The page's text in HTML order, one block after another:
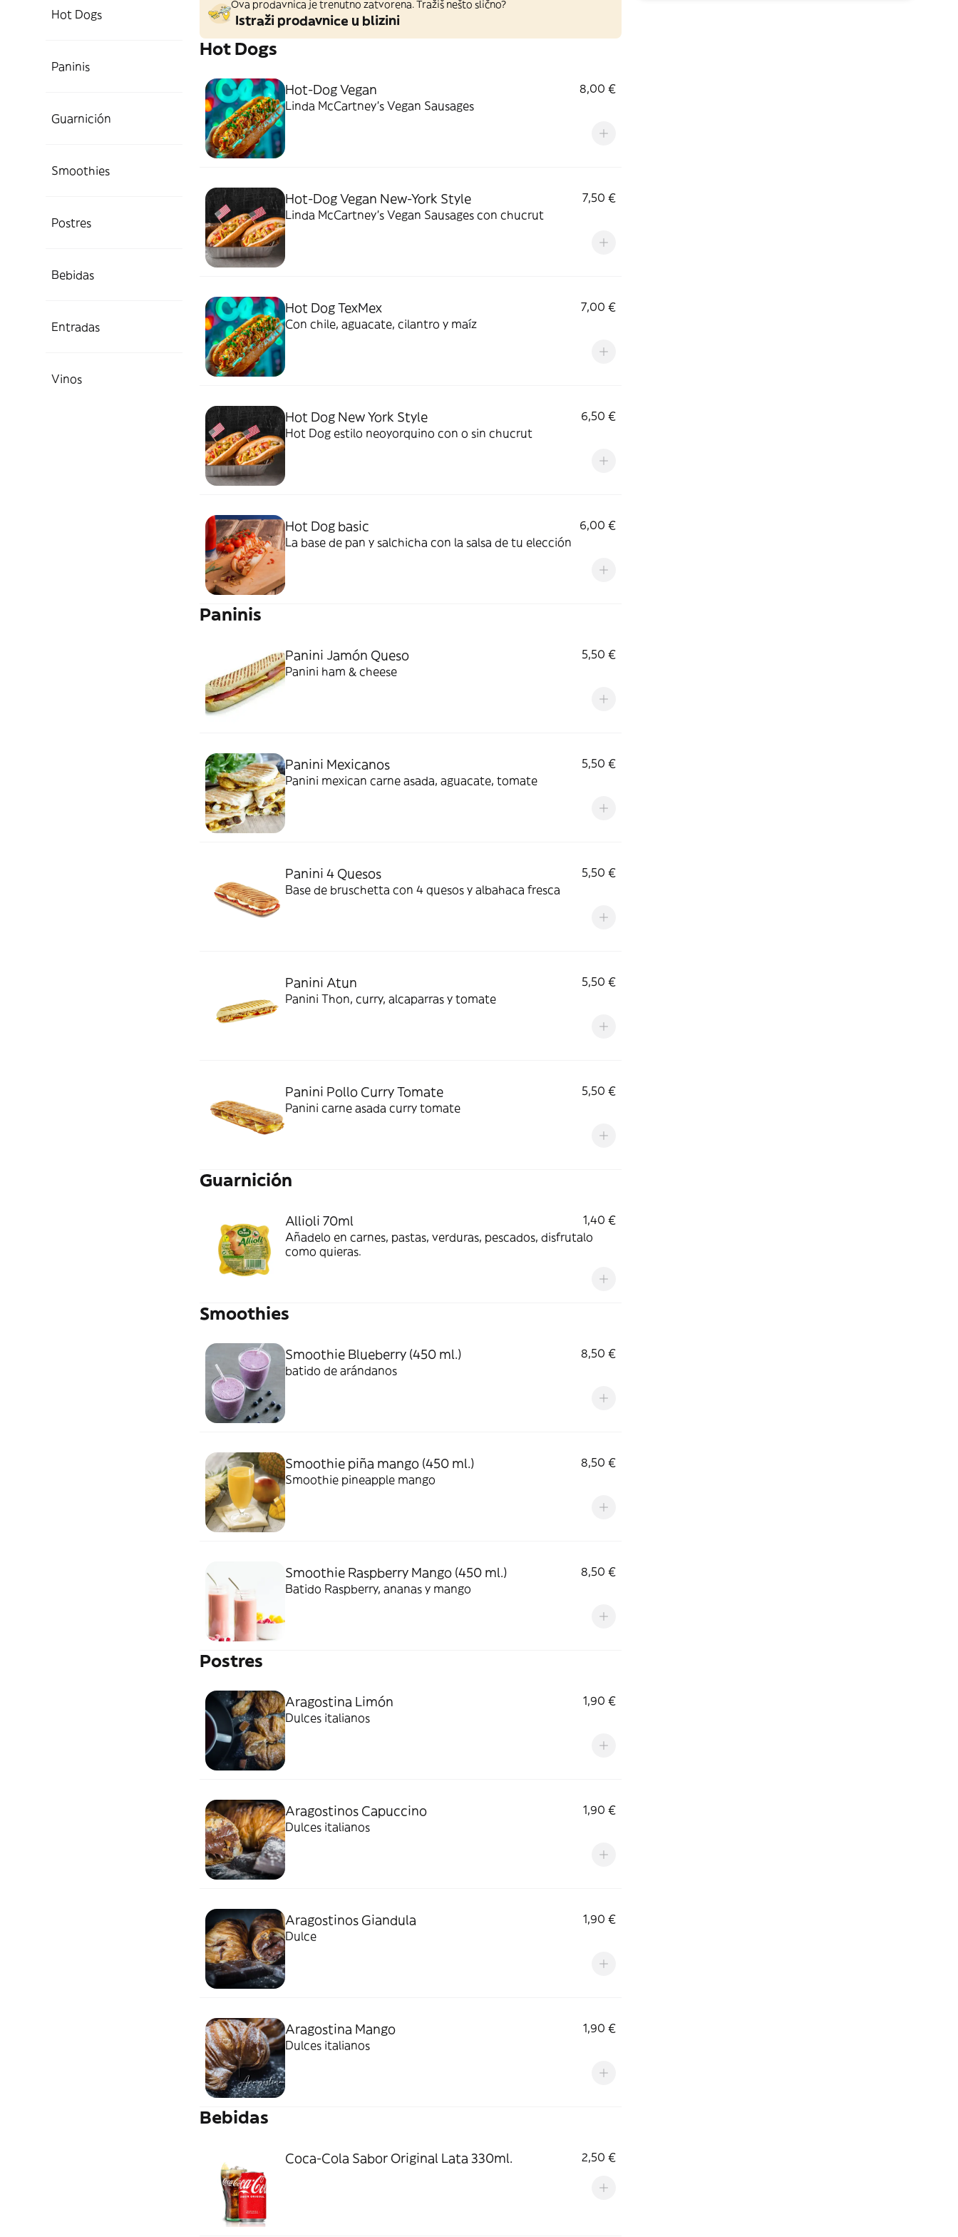
Hot Dogs
Paninis
Guarnición
Smoothies
Postres
Bebidas
Entradas
Vinos
Ova prodavnica je trenutno zatvorena. Tražiš nešto slično?
Istraži prodavnice u blizini
Hot Dogs
Hot-Dog Vegan
8,00 €
Linda McCartney's Vegan Sausages
Hot-Dog Vegan New-York Style
7,50 €
Linda McCartney's Vegan Sausages con chucrut
Hot Dog TexMex
7,00 €
Con chile, aguacate, cilantro y maíz
Hot Dog New York Style
6,50 €
Hot Dog estilo neoyorquino con o sin chucrut
Hot Dog basic
6,00 €
La base de pan y salchicha con la salsa de tu elección
Paninis
Panini Jamón Queso
5,50 €
Panini ham & cheese
Panini Mexicanos
5,50 €
Panini mexican carne asada, aguacate, tomate
Panini 4 Quesos
5,50 €
Base de bruschetta con 4 quesos y albahaca fresca
Panini Atun
5,50 €
Panini Thon, curry, alcaparras y tomate
Panini Pollo Curry Tomate
5,50 €
Panini carne asada curry tomate
Guarnición
Allioli 70ml
1,40 €
Añadelo en carnes, pastas, verduras, pescados, disfrutalo
como quieras.
Smoothies
Smoothie Blueberry (450 ml.)
8,50 €
batido de arándanos
Smoothie piña mango (450 ml.)
8,50 €
Smoothie pineapple mango
Smoothie Raspberry Mango (450 ml.)
8,50 €
Batido Raspberry, ananas y mango
Postres
Aragostina Limón
1,90 €
Dulces italianos
Aragostinos Capuccino
1,90 €
Dulces italianos
Aragostinos Giandula
1,90 €
Dulce
Aragostina Mango
1,90 €
Dulces italianos
Bebidas
Coca-Cola Sabor Original Lata 330ml. 2,50 €